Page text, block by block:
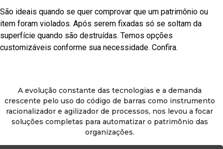
São ideais quando se quer comprovar que um patrimônio ou
item foram violados. Após serem fixadas só se soltam da
superfície quando são destruídas. Temos opções
customizáveis conforme sua necessidade. Confira.
A evolução constante das tecnologias e a demanda
crescente pelo uso do código de barras como instrumento
racionalizador e agilizador de processos, nos levou a focar
soluções completas para automatizar o patrimônio das
organizações.